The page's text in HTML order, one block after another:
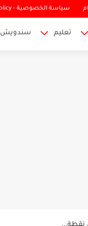
سياسة الخصوصية - Privacy Policy
تعليم سندويش